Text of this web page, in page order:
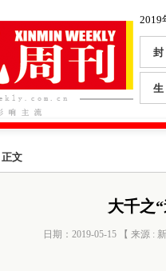
2019
封
生
正文
大千之
日期：2019-05-15 【 来源 :